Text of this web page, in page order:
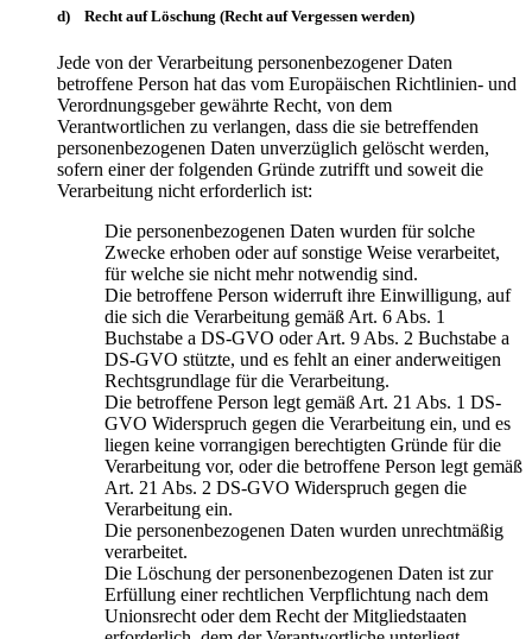
d) Recht auf Löschung (Recht auf Vergessen werden)
Jede von der Verarbeitung personenbezogener Daten
betroffene Person hat das vom Europäischen Richtlinien- und
Verordnungsgeber gewährte Recht, von dem
Verantwortlichen zu verlangen, dass die sie betreffenden
personenbezogenen Daten unverzüglich gelöscht werden,
sofern einer der folgenden Gründe zutrifft und soweit die
Verarbeitung nicht erforderlich ist:
Die personenbezogenen Daten wurden für solche
Zwecke erhoben oder auf sonstige Weise verarbeitet,
für welche sie nicht mehr notwendig sind.
Die betroffene Person widerruft ihre Einwilligung, auf
die sich die Verarbeitung gemäß Art. 6 Abs. 1
Buchstabe a DS-GVO oder Art. 9 Abs. 2 Buchstabe a
DS-GVO stützte, und es fehlt an einer anderweitigen
Rechtsgrundlage für die Verarbeitung.
Die betroffene Person legt gemäß Art. 21 Abs. 1 DS-
GVO Widerspruch gegen die Verarbeitung ein, und es
liegen keine vorrangigen berechtigten Gründe für die
Verarbeitung vor, oder die betroffene Person legt gemäß
Art. 21 Abs. 2 DS-GVO Widerspruch gegen die
Verarbeitung ein.
Die personenbezogenen Daten wurden unrechtmäßig
verarbeitet.
Die Löschung der personenbezogenen Daten ist zur
Erfüllung einer rechtlichen Verpflichtung nach dem
Unionsrecht oder dem Recht der Mitgliedstaaten